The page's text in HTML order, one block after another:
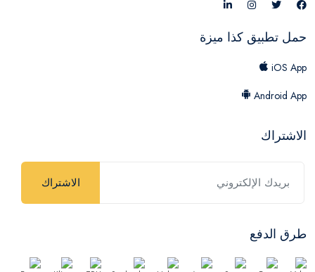
حمل تطبيق كذا ميزة
iOS App
Android App
الاشتراك
الاشتراك
طرق الدفع